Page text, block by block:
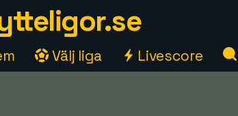
Välj liga Livescore